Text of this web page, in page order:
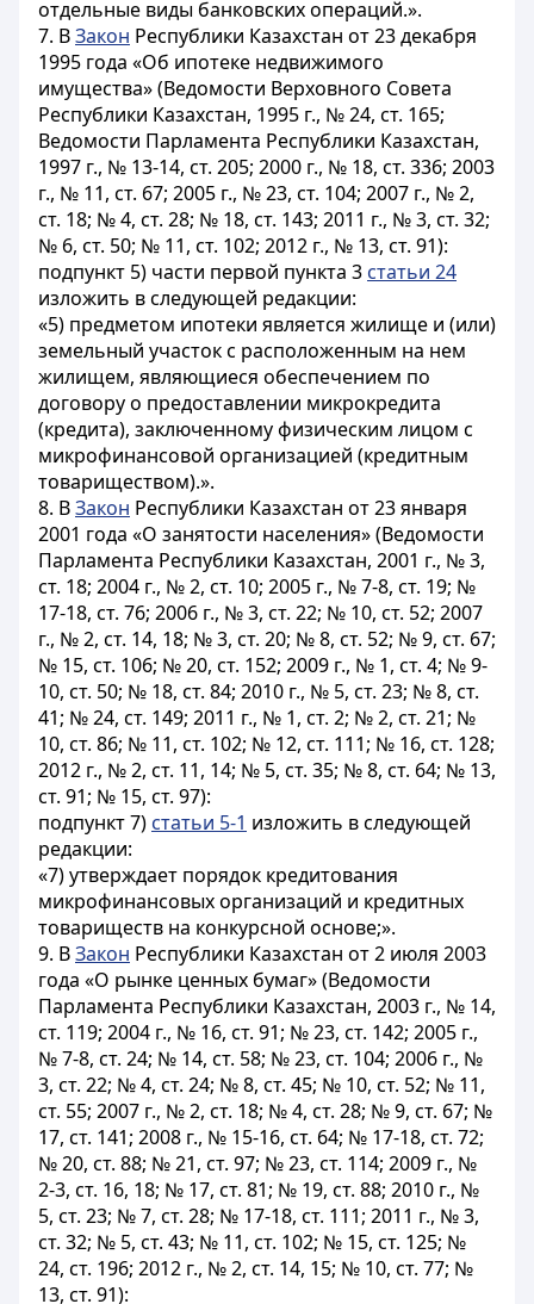
отдельные виды банковских операций.».
7. ВЗакон Республики Казахстан от 23 декабря
1995 года «Об ипотеке недвижимого
имущества» (Ведомости Верховного Совета
Республики Казахстан, 1995 г., № 24, ст. 165;
Ведомости Парламента Республики Казахстан,
1997 г., № 13-14, ст. 205; 2000 г., № 18, ст. 336; 2003
г., № 11, ст. 67; 2005 г., № 23, ст. 104; 2007 г., № 2,
ст. 18; № 4, ст. 28; № 18, ст. 143; 2011 г., № 3, ст. 32;
№ 6, ст. 50; № 11, ст. 102; 2012 г., № 13, ст. 91):
подпункт 5) части первой пункта 3 статьи 24
изложить в следующей редакции:
«5) предметом ипотеки является жилище и (или)
земельный участок с расположенным на нем
жилищем, являющиеся обеспечением по
договору о предоставлении микрокредита
(кредита), заключенному физическим лицом с
микрофинансовой организацией (кредитным
товариществом).».
8. ВЗакон Республики Казахстан от 23 января
2001 года «О занятости населения» (Ведомости
Парламента Республики Казахстан, 2001 г., № 3,
ст. 18; 2004 г., № 2, ст. 10; 2005 г., № 7-8, ст. 19; №
17-18, ст. 76; 2006 г., № 3, ст. 22; № 10, ст. 52; 2007
г., № 2, ст. 14, 18; № 3, ст. 20; № 8, ст. 52; № 9, ст. 67;
№ 15, ст. 106; № 20, ст. 152; 2009 г., № 1, ст. 4; № 9-
10, ст. 50; № 18, ст. 84; 2010 г., № 5, ст. 23; № 8, ст.
41; № 24, ст. 149; 2011 г., № 1, ст. 2; № 2, ст. 21; №
10, ст. 86; № 11, ст. 102; № 12, ст. 111; № 16, ст. 128;
2012 г., № 2, ст. 11, 14; № 5, ст. 35; № 8, ст. 64; № 13,
ст. 91; № 15, ст. 97):
подпункт 7) статьи 5-1 изложить в следующей
редакции:
«7) утверждает порядок кредитования
микрофинансовых организаций и кредитных
товариществ на конкурсной основе;».
9. ВЗакон Республики Казахстан от 2 июля 2003
года «О рынке ценных бумаг» (Ведомости
Парламента Республики Казахстан, 2003 г., № 14,
ст. 119; 2004 г., № 16, ст. 91; № 23, ст. 142; 2005 г.,
№ 7-8, ст. 24; № 14, ст. 58; № 23, ст. 104; 2006 г., №
3, ст. 22; № 4, ст. 24; № 8, ст. 45; № 10, ст. 52; № 11,
ст. 55; 2007 г., № 2, ст. 18; № 4, ст. 28; № 9, ст. 67; №
17, ст. 141; 2008 г., № 15-16, ст. 64; № 17-18, ст. 72;
№ 20, ст. 88; № 21, ст. 97; № 23, ст. 114; 2009 г., №
2-3, ст. 16, 18; № 17, ст. 81; № 19, ст. 88; 2010 г., №
5, ст. 23; № 7, ст. 28; № 17-18, ст. 111; 2011 г., № 3,
ст. 32; № 5, ст. 43; № 11, ст. 102; № 15, ст. 125; №
24, ст. 196; 2012 г., № 2, ст. 14, 15; № 10, ст. 77; №
13, ст. 91):